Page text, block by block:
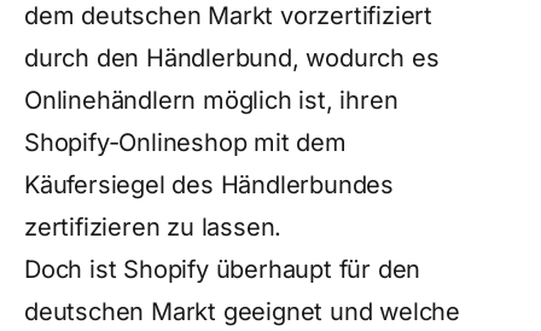
dem deutschen Markt vorzertifiziert
durch den Händlerbund, wodurch es
Onlinehändlern möglich ist, ihren
Shopify-Onlineshop mit dem
Käufersiegel des Händlerbundes
zertifizieren zu lassen.
Doch ist Shopify überhaupt für den
deutschen Markt geeignet und welche